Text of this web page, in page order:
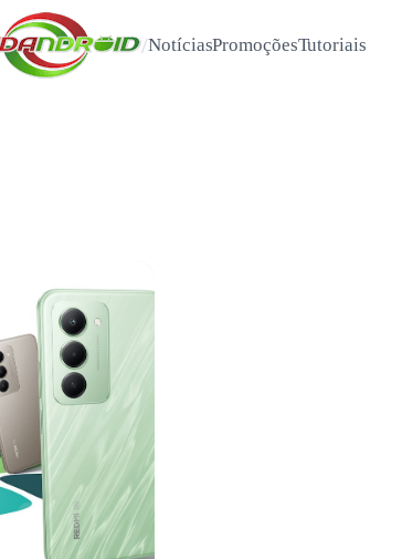
/NotíciasPromoçõesTutoriais